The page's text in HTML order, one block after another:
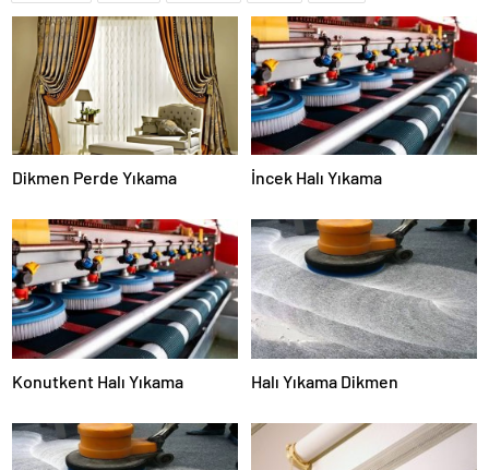
Dikmen Perde Yıkama İncek Halı Yıkama
Konutkent Halı Yıkama Halı Yıkama Dikmen